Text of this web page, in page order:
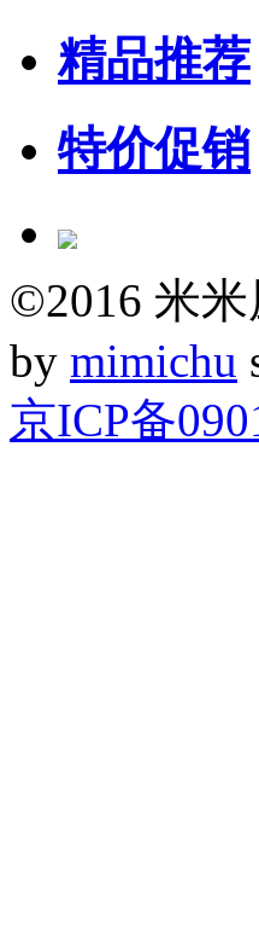
精品推荐
特价促销
©2016 米米
by mimichu
京ICP备